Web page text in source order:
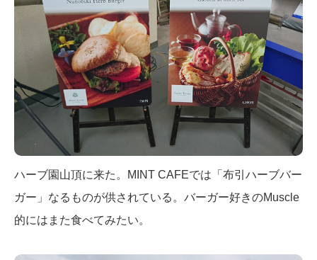
ハーブ園山頂に来た。MINT CAFEでは「布引ハーブバー
ガー」なるものが供されている。バーガー好きのMuscle
的にはまた食べてみたい。